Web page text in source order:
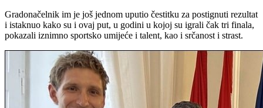
Gradonačelnik im je još jednom uputio čestitku za postignuti rezultat
i istaknuo kako su i ovaj put, u godini u kojoj su igrali čak tri finala,
pokazali iznimno sportsko umijeće i talent, kao i srčanost i strast.